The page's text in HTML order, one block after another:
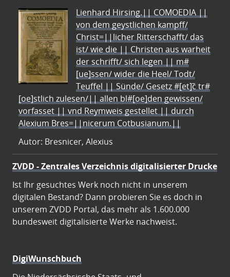
Lienhard Hirsing.|| COMOEDIA ||
von dem geystlichen kampff/
Christ=||licher Ritterschafft/ das
ist/ wie die || Christen aus warheit
der schrifft/ sich legen || m#
[ue]ssen/ wider die Heel/ Todt/
Teuffel || Sünde/ Gesetz #[et]c̃ tr#
[oe]stlich zulesen/|| allen bl#[oe]den gewissen/
vorfasset || vnd Reymweis gestellet || durch
Alexium Bres=||nicerum Cotbusianum.||
Autor: Bresnicer, Alexius
ZVDD - Zentrales Verzeichnis digitalisierter Drucke
Ist Ihr gesuchtes Werk noch nicht in unserem
digitalen Bestand? Dann probieren Sie es doch in
unserem ZVDD Portal, das mehr als 1.600.000
bundesweit digitalisierte Werke nachweist.
DigiWunschbuch